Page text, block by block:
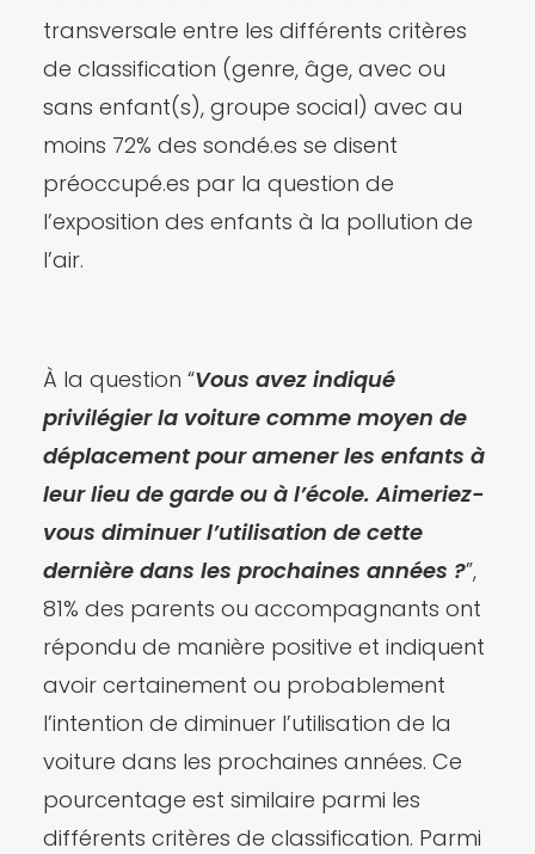
transversale entre les différents critères
de classification (genre, âge, avec ou
sans enfant(s), groupe social) avec au
moins 72% des sondé.es se disent
préoccupé.es par la question de
l’exposition des enfants à la pollution de
l’air.
À la question “Vous avez indiqué
privilégier la voiture comme moyen de
déplacement pour amener les enfants à
leur lieu de garde ou à l’école. Aimeriez-
vous diminuer l’utilisation de cette
dernière dans les prochaines années ?”,
81% des parents ou accompagnants ont
répondu de manière positive et indiquent
avoir certainement ou probablement
l’intention de diminuer l’utilisation de la
voiture dans les prochaines années. Ce
pourcentage est similaire parmi les
différents critères de classification. Parmi